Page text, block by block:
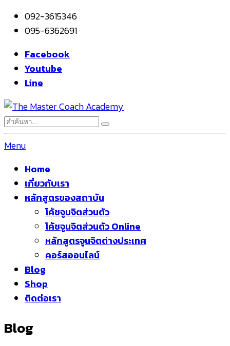
092-3615346
095-6362691
Facebook
Youtube
Line
Menu
Home
เกี่ยวกับเรา
หลักสูตรของสถาบัน
โค้ชจูนจิตส่วนตัว
โค้ชจูนจิตส่วนตัว Online
หลักสูตรจูนจิตต่างประเทศ
คอร์สออนไลน์
Blog
Shop
ติดต่อเรา
Blog